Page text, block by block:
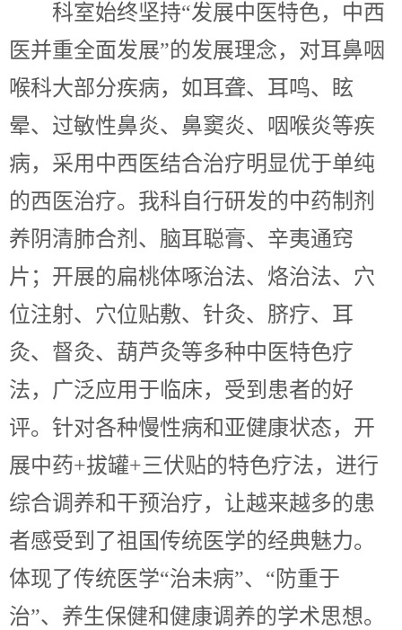
科室始终坚持“发展中医特色，中西
医并重全面发展”的发展理念，对耳鼻咽
喉科大部分疾病，如耳聋、耳鸣、眩
晕、过敏性鼻炎、鼻窦炎、咽喉炎等疾
病，采用中西医结合治疗明显优于单纯
的西医治疗。我科自行研发的中药制剂
养阴清肺合剂、脑耳聪膏、辛夷通窍
片；开展的扁桃体啄治法、烙治法、穴
位注射、穴位贴敷、针灸、脐疗、耳
灸、督灸、葫芦灸等多种中医特色疗
法，广泛应用于临床，受到患者的好
评。针对各种慢性病和亚健康状态，开
展中药+拔罐+三伏贴的特色疗法，进行
综合调养和干预治疗，让越来越多的患
者感受到了祖国传统医学的经典魅力。
体现了传统医学“治未病”、“防重于
治”、养生保健和健康调养的学术思想。